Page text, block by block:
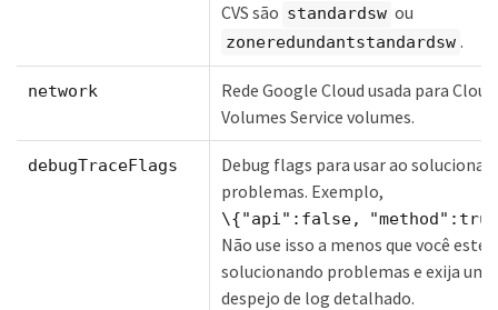
CVS são standardsw ou
zoneredundantstandardsw .
network
Rede Google Cloud usada para Cloud
Volumes Service volumes.
debugTraceFlags
Debug flags para usar ao solucionar
problemas. Exemplo,
\{"api":false,
Não use isso a menos que você
solucionando problemas e exija um
despejo de log detalhado.